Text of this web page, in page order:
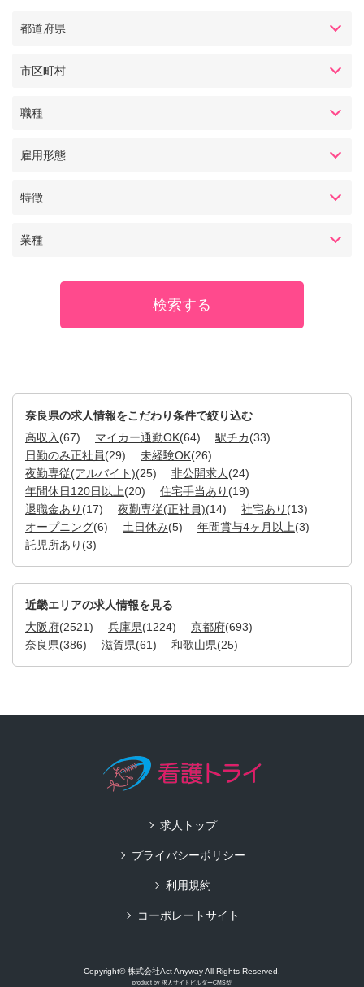
都道府県
市区町村
職種
雇用形態
特徴
業種
奈良県の求人情報をこだわり条件で絞り込む
高収入 (67) マイカー通勤OK(64) 駅チカ(33)
日勤のみ正社員(29) 未経験OK(26)
夜勤専従(アルバイト)(25) 非公開求人 (24)
年間休日120日以上(20) 住宅手当あり (19)
退職金あり (17) 夜勤専従(正社員)(14) 社宅あり (13)
オープニング(6) 土日休み(5) 年間賞与4ヶ月以上(3)
託児所あり (3)
近畿エリアの求人情報を見る
大阪府(2521) 兵庫県(1224) 京都府(693)
奈良県(386) 滋賀県(61) 和歌山県(25)
求人トップ
プライバシーポリシー
利用規約
コーポレートサイト
Copyright© 株式会社Act Anyway All Rights Reserved.
product by 求人サイトビルダーCMS型